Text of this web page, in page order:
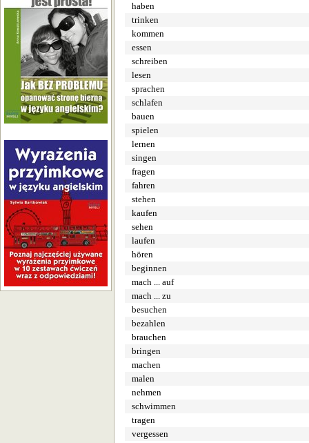
haben
trinken
kommen
essen
schreiben
lesen
sprachen
schlafen
bauen
spielen
lernen
singen
fragen
fahren
stehen
kaufen
sehen
laufen
hören
beginnen
mach ... auf
mach ... zu
besuchen
bezahlen
brauchen
bringen
machen
malen
nehmen
schwimmen
tragen
vergessen